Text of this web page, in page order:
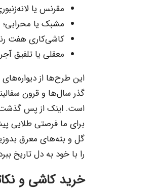
مقرنس یا
مشبک یا محرابی؛
کاشی‌کاری هفت
معقلی یا تلفیق
این طرح‌ها از
گذر سال‌ها و قرون
است. اینک از پس گذشت
برای ما فرصتی طلایی
‌گل و بته‌های معرق
را با خود به دل تاریخ
خرید کاشی و